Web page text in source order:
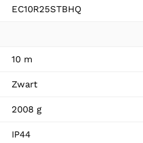
EC10R25STBHQ
10 m
Zwart
2008 g
IP44